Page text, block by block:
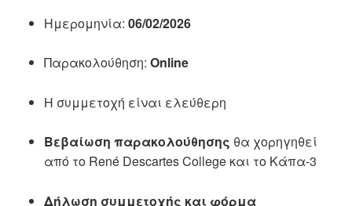
Ημερομηνία: 06/02/2026
Παρακολούθηση: Online
Η συμμετοχή είναι ελεύθερη
Βεβαίωση παρακολούθησης θα χορηγηθεί
από το René Descartes College και το Κάπα-3
Δήλωση συμμετοχής και φόρμα